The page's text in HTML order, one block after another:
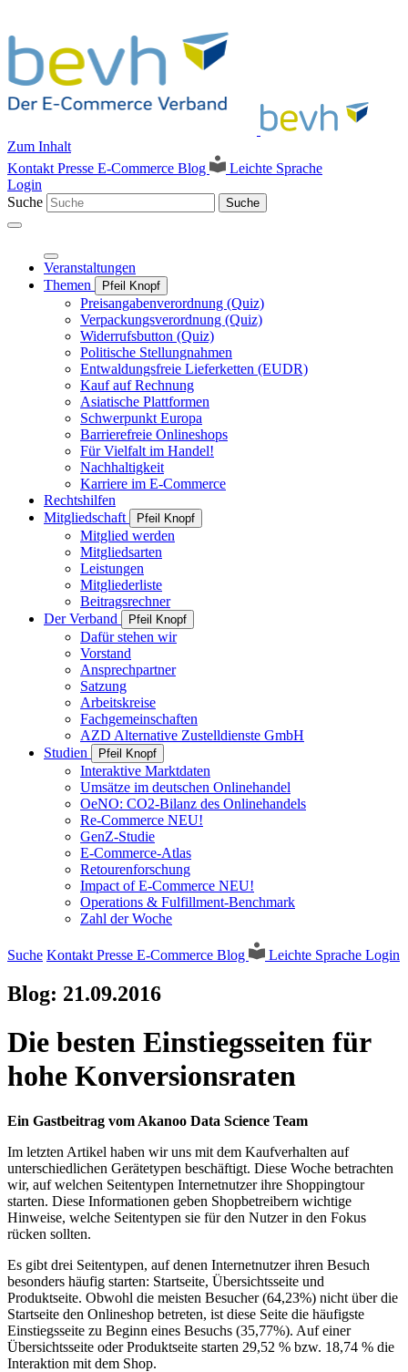
Zum Inhalt
Kontakt Presse E-Commerce Blog
Leichte Sprache
Login
Suche
Suche
Veranstaltungen
Themen
Pfeil Knopf
Preisangabenverordnung (Quiz)
Verpackungsverordnung (Quiz)
Widerrufsbutton (Quiz)
Politische Stellungnahmen
Entwaldungsfreie Lieferketten (EUDR)
Kauf auf Rechnung
Asiatische Plattformen
Schwerpunkt Europa
Barrierefreie Onlineshops
Für Vielfalt im Handel!
Nachhaltigkeit
Karriere im E-Commerce
Rechtshilfen
Mitgliedschaft
Pfeil Knopf
Mitglied werden
Mitgliedsarten
Leistungen
Mitgliederliste
Beitragsrechner
Der Verband
Pfeil Knopf
Dafür stehen wir
Vorstand
Ansprechpartner
Satzung
Arbeitskreise
Fachgemeinschaften
AZD Alternative Zustelldienste GmbH
Studien
Pfeil Knopf
Interaktive Marktdaten
Umsätze im deutschen Onlinehandel
OeNO: CO2-Bilanz des Onlinehandels
Re-Commerce NEU!
GenZ-Studie
E-Commerce-Atlas
Retourenforschung
Impact of E-Commerce NEU!
Operations & Fulfillment-Benchmark
Zahl der Woche
Suche Kontakt Presse E-Commerce Blog Leichte Sprache Login
Blog: 21.09.2016
Die besten Einstiegsseiten für
hohe Konversionsraten
Ein Gastbeitrag vom Akanoo Data Science Team
Im letzten Artikel haben wir uns mit dem Kaufverhalten auf
unterschiedlichen Gerätetypen beschäftigt. Diese Woche betrachten
wir, auf welchen Seitentypen Internetnutzer ihre Shoppingtour
starten. Diese Informationen geben Shopbetreibern wichtige
Hinweise, welche Seitentypen sie für den Nutzer in den Fokus
rücken sollten.
Es gibt drei Seitentypen, auf denen Internetnutzer ihren Besuch
besonders häufig starten: Startseite, Übersichtsseite und
Produktseite. Obwohl die meisten Besucher (64,23%) nicht über die
Startseite den Onlineshop betreten, ist diese Seite die häufigste
Einstiegsseite zu Beginn eines Besuchs (35,77%). Auf einer
Übersichtsseite oder Produktseite starten 29,52 % bzw. 18,74 % die
Interaktion mit dem Shop.